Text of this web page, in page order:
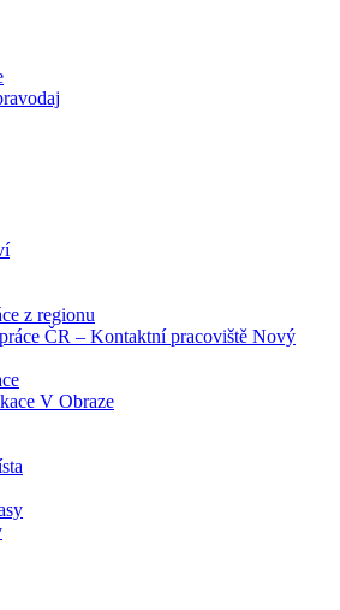
z regionu
ČR – Kontaktní pracoviště Nový
V Obraze